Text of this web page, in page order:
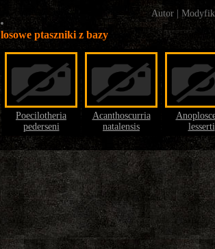
Autor |
losowe ptaszniki z bazy
Poecilotheria
pederseni
Acanthoscurria
natalensis
lesserti